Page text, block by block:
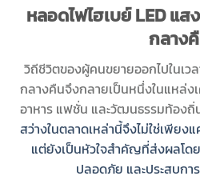
หลอดไฟไฮเบย์LEDแส
กลาง
วิถีชีวิตของผู้คนขยายออกไปในเ
กลางคืนจึงกลายเป็นหนึ่งในแหล่
อาหาร แฟชั่น และวัฒนธรรมท้องถิ่
สว่างในตลาดเหล่านี้จึงไม่ใช่เพียง
แต่ยังเป็นหัวใจสำคัญที่ส่งผลโ
ปลอดภัย และประสบก